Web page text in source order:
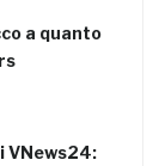
a quanto
VNews24: